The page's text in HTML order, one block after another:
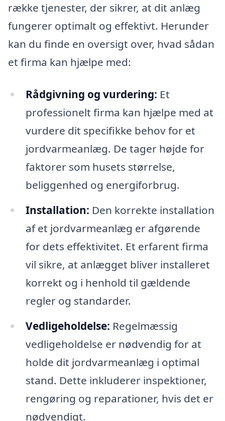
række tjenester, der sikrer, at dit anlæg
fungerer optimalt og effektivt. Herunder
kan du finde en oversigt over, hvad sådan
et firma kan hjælpe med:
Rådgivning og vurdering: Et
professionelt firma kan hjælpe med at
vurdere dit specifikke behov for et
jordvarmeanlæg. De tager højde for
faktorer som husets størrelse,
beliggenhed og energiforbrug.
Installation: Den korrekte installation
af et jordvarmeanlæg er afgørende
for dets effektivitet. Et erfarent firma
vil sikre, at anlægget bliver installeret
korrekt og i henhold til gældende
regler og standarder.
Vedligeholdelse: Regelmæssig
vedligeholdelse er nødvendig for at
holde dit jordvarmeanlæg i optimal
stand. Dette inkluderer inspektioner,
rengøring og reparationer, hvis det er
nødvendigt.